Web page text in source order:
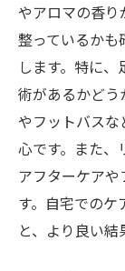
やアロマの香
整っているかも
します。特に
術があるかど
やフットバス
心です。また、
アフターケア
す。自宅での
と、より良い結